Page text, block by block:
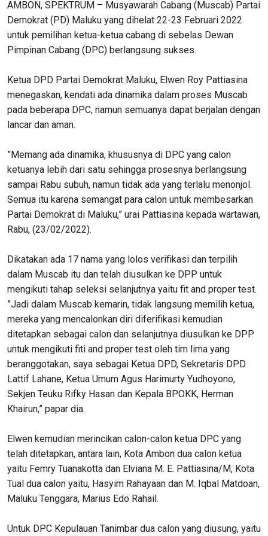
AMBON, SPEKTRUM – Musyawarah Cabang (Muscab) Partai
Demokrat (PD) Maluku yang dihelat 22-23 Februari 2022
untuk pemilihan ketua-ketua cabang di sebelas Dewan
Pimpinan Cabang (DPC) berlangsung sukses.
Ketua DPD Partai Demokrat Maluku, Elwen Roy Pattiasina
menegaskan, kendati ada dinamika dalam proses Muscab
pada beberapa DPC, namun semuanya dapat berjalan dengan
lancar dan aman.
”Memang ada dinamika, khususnya di DPC yang calon
ketuanya lebih dari satu sehingga prosesnya berlangsung
sampai Rabu subuh, namun tidak ada yang terlalu menonjol.
Semua itu karena semangat para calon untuk membesarkan
Partai Demokrat di Maluku,” urai Pattiasina kepada wartawan,
Rabu, (23/02/2022).
Dikatakan ada 17 nama yang lolos verifikasi dan terpilih
dalam Muscab itu dan telah diusulkan ke DPP untuk
mengikuti tahap seleksi selanjutnya yaitu fit and proper test.
”Jadi dalam Muscab kemarin, tidak langsung memilih ketua,
mereka yang mencalonkan diri diferifikasi kemudian
ditetapkan sebagai calon dan selanjutnya diusulkan ke DPP
untuk mengikuti fiti and proper test oleh tim lima yang
beranggotakan, saya sebagai Ketua DPD, Sekretaris DPD
Lattif Lahane, Ketua Umum Agus Harimurty Yudhoyono,
Sekjen Teuku Rifky Hasan dan Kepala BPOKK, Herman
Khairun,” papar dia.
Elwen kemudian merincikan calon-calon ketua DPC yang
telah ditetapkan, antara lain, Kota Ambon dua calon ketua
yaitu Femry Tuanakotta dan Elviana M. E. Pattiasina/M, Kota
Tual dua calon yaitu, Hasyim Rahayaan dan M. Iqbal Matdoan,
Maluku Tenggara, Marius Edo Rahail.
Untuk DPC Kepulauan Tanimbar dua calon yang diusung, yaitu